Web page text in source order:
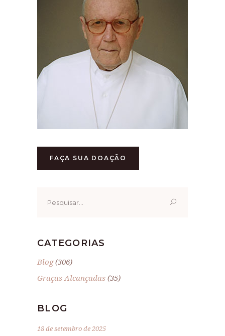
FAÇA SUA DOAÇÃO
por:
CATEGORIAS
Blog(306)
Graças Alcançadas (35)
BLOG
18 de setembro de 2025